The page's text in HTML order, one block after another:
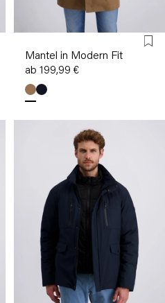
Mantel in Modern Fit
ab 199,99 €